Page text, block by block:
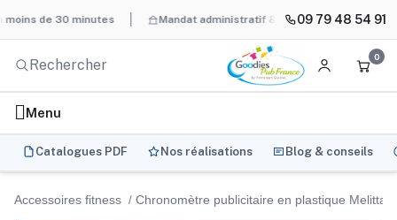
de 30 minutes Mandat administratif & Chorus Pro BAT
09 79 48 54 91
0
Menu
Catalogues PDF Nos réalisations Blog & conseils
Accessoires fitness Chronomètre publicitaire en plastique Melitta